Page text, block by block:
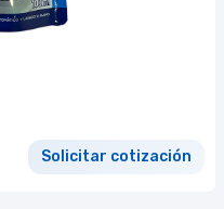
Solicitar cotización